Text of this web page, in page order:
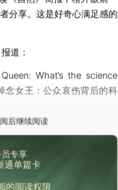
分享。这是好奇心满足感的
道：
What’s the science
念女王：公众哀伤背后的科
后继续阅读
专享
通单篇卡
的阅读权限